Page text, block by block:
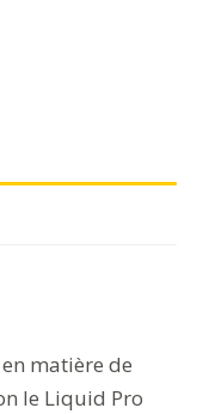
matière de
le Liquid Pro